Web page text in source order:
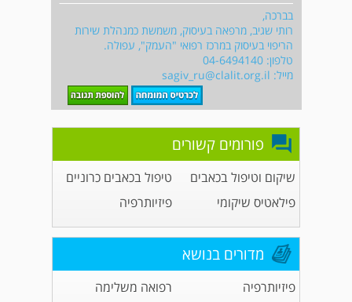
בברכה,
רותי שגיב, מרפאה בעיסוק, משמשת כמנהלת שירות
הריפוי בעיסוק במרכז רפואי "העמק", עפולה.
טלפון: 04-6494140
מייל: sagiv_ru@clalit.org.il
פורומים קשורים
שיקום וטיפול בכאבים
טיפול בכאבים כרוניים
פילאטיס שיקומי
פיזיותרפיה
מדורים בנושא
פיזיותרפיה
רפואה משלימה